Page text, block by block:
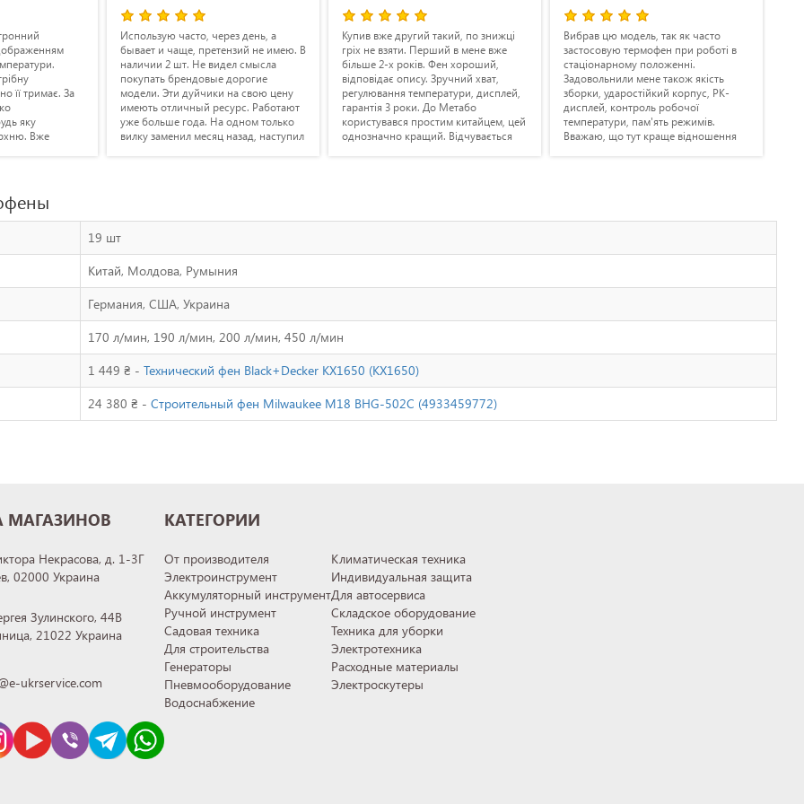
За
Использую часто, через день, а
бывает и чаще, претензий не имею. В
наличии 2 шт. Не видел смысла
покупать брендовые дорогие
модели. Эти дуйчики на свою цену
имеють отличный ресурс. Работают
уже больше года. На одном только
вилку заменил месяц назад, наступил
Купив вже другий такий, по знижці
гріх не взяти. Перший в мене вже
більше 2-х років. Фен хороший,
відповідає опису. Зручний хват,
регулювання температури, дисплей,
гарантія 3 роки. До Метабо
користувався простим китайцем, цей
однозначно кращий. Відчувається
Вибрав цю модель, так як часто
застосовую термофен при роботі в
стаціонарному положенні.
Задовольнили мене також якість
зборки, ударостійкий корпус, РК-
дисплей, контроль робочої
температури, пам'ять режимів.
Вважаю, що тут краще відношення
19 шт
Китай, Молдова, Румыния
Германия, США, Украина
170 л/мин, 190 л/мин, 200 л/мин, 450 л/мин
1 449 ₴ - Технический фен Black+Decker KX1650 (KX1650)
24 380 ₴ - Строительный фен Milwaukee M18 BHG-502C (4933459772)
МАГАЗИНОВ
Некрасова, д. 1-3Г
02000 Украина
Зулинского, 44В
21022 Украина
ukrservice.com
КАТЕГОРИИ
От производителя
Электроинструмент
Аккумуляторный инструмент
Ручной инструмент
Садовая техника
Для строительства
Генераторы
Пневмооборудование
Водоснабжение
Климатическая техника
Индивидуальная защита
Для автосервиса
Складское оборудование
Техника для уборки
Электротехника
Расходные материалы
Электроскутеры